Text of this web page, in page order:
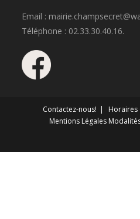
Email :
Téléphone : 02.33.30.40.16.
Contactez-nous!
Horaires
Mentions Légales